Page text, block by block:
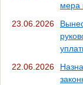
мера
23.06.2026
22.06.2026